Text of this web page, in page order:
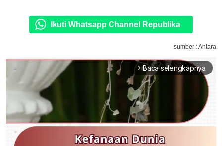
Ikuti Whatsapp Channel Republika
sumber : Antara
arrow_forward_ios Baca selengkapnya